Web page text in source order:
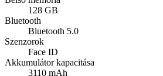
128 GB
Bluetooth
Bluetooth 5.0
Szenzorok
Face ID
Akkumulátor kapacitása
3110 mAh